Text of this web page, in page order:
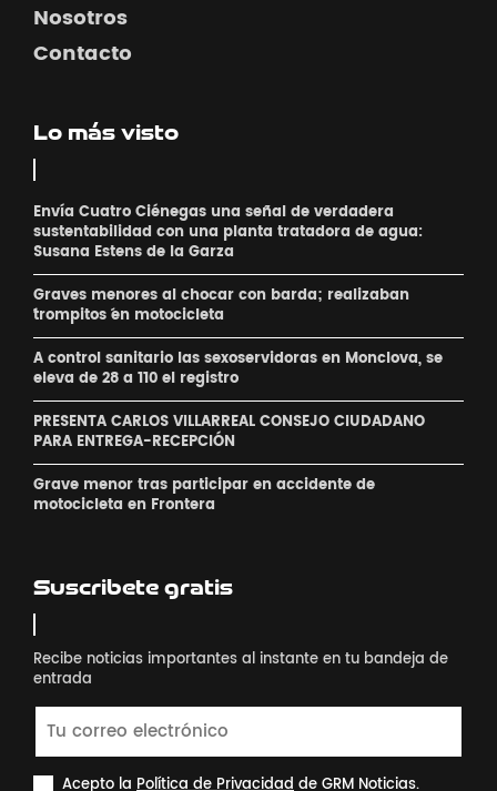
Nosotros
Contacto
Lo más visto
Envía Cuatro Ciénegas una señal de verdadera
sustentabilidad con una planta tratadora de agua:
Susana Estens de la Garza
Graves menores al chocar con barda; realizaban
´trompitos ´en motocicleta
A control sanitario las sexoservidoras en Monclova, se
eleva de 28 a 110 el registro
PRESENTA CARLOS VILLARREAL CONSEJO CIUDADANO
PARA ENTREGA-RECEPCIÓN
Grave menor tras participar en accidente de
motocicleta en Frontera
Suscribete gratis
Recibe noticias importantes al instante en tu bandeja de
entrada
Acepto la Política de Privacidadde GRM Noticias.